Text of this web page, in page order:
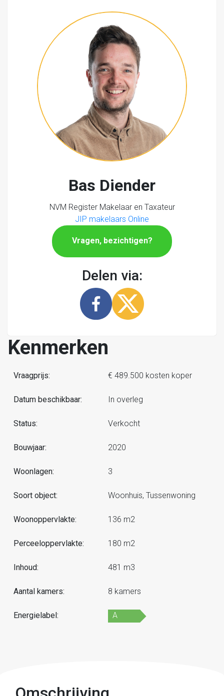
Kenmerken
Vraagprijs: € 489.500 kosten koper
Datum beschikbaar: In overleg
Status: Verkocht
Bouwjaar: 2020
Woonlagen: 3
Soort object: Woonhuis, Tussenwoning
Woonoppervlakte: 136 m2
Perceeloppervlakte: 180 m2
Inhoud: 481 m3
Aantal kamers: 8 kamers
Energielabel: A
Bas Diender
NVM Register Makelaar en Taxateur
JIP makelaars Online
Vragen, bezichtigen?
Delen via: